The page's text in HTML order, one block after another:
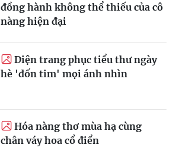
đồng hành không thể thiếu của cô
nàng hiện đại
Diện trang phục tiểu thư ngày
hè 'đốn tim' mọi ánh nhìn
Hóa nàng thơ mùa hạ cùng
chân váy hoa cổ điển